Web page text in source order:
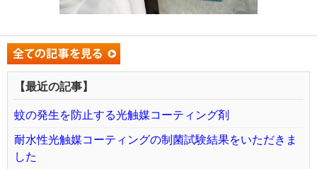
【最近の記事】
蚊の発生を防止する光触媒コーティング剤
耐水性光触媒コーティングの制菌試験結果をいただきま
した